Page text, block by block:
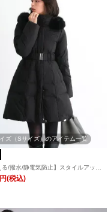
ズ（Sサイズ）のアイテム一覧
る/撥水/静電気防止】スタイルアップ
ート「D1612」
(税込)